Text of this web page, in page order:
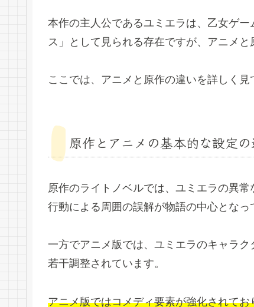
本作の主人公であるユミエラは、乙女ゲ
ス」として見られる存在ですが、アニメと
ここでは、アニメと原作の違いを詳しく見
原作とアニメの基本的な設定の
原作のライトノベルでは、ユミエラの異
行動による周囲の誤解が物語の中心となっ
一方でアニメ版では、ユミエラのキャラ
若干調整されています。
アニメ版ではコメディ要素が強化されてお